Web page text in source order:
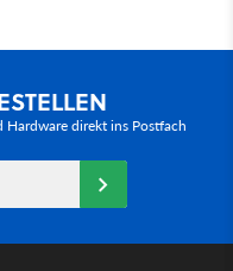
Hardware direkt ins Postfach